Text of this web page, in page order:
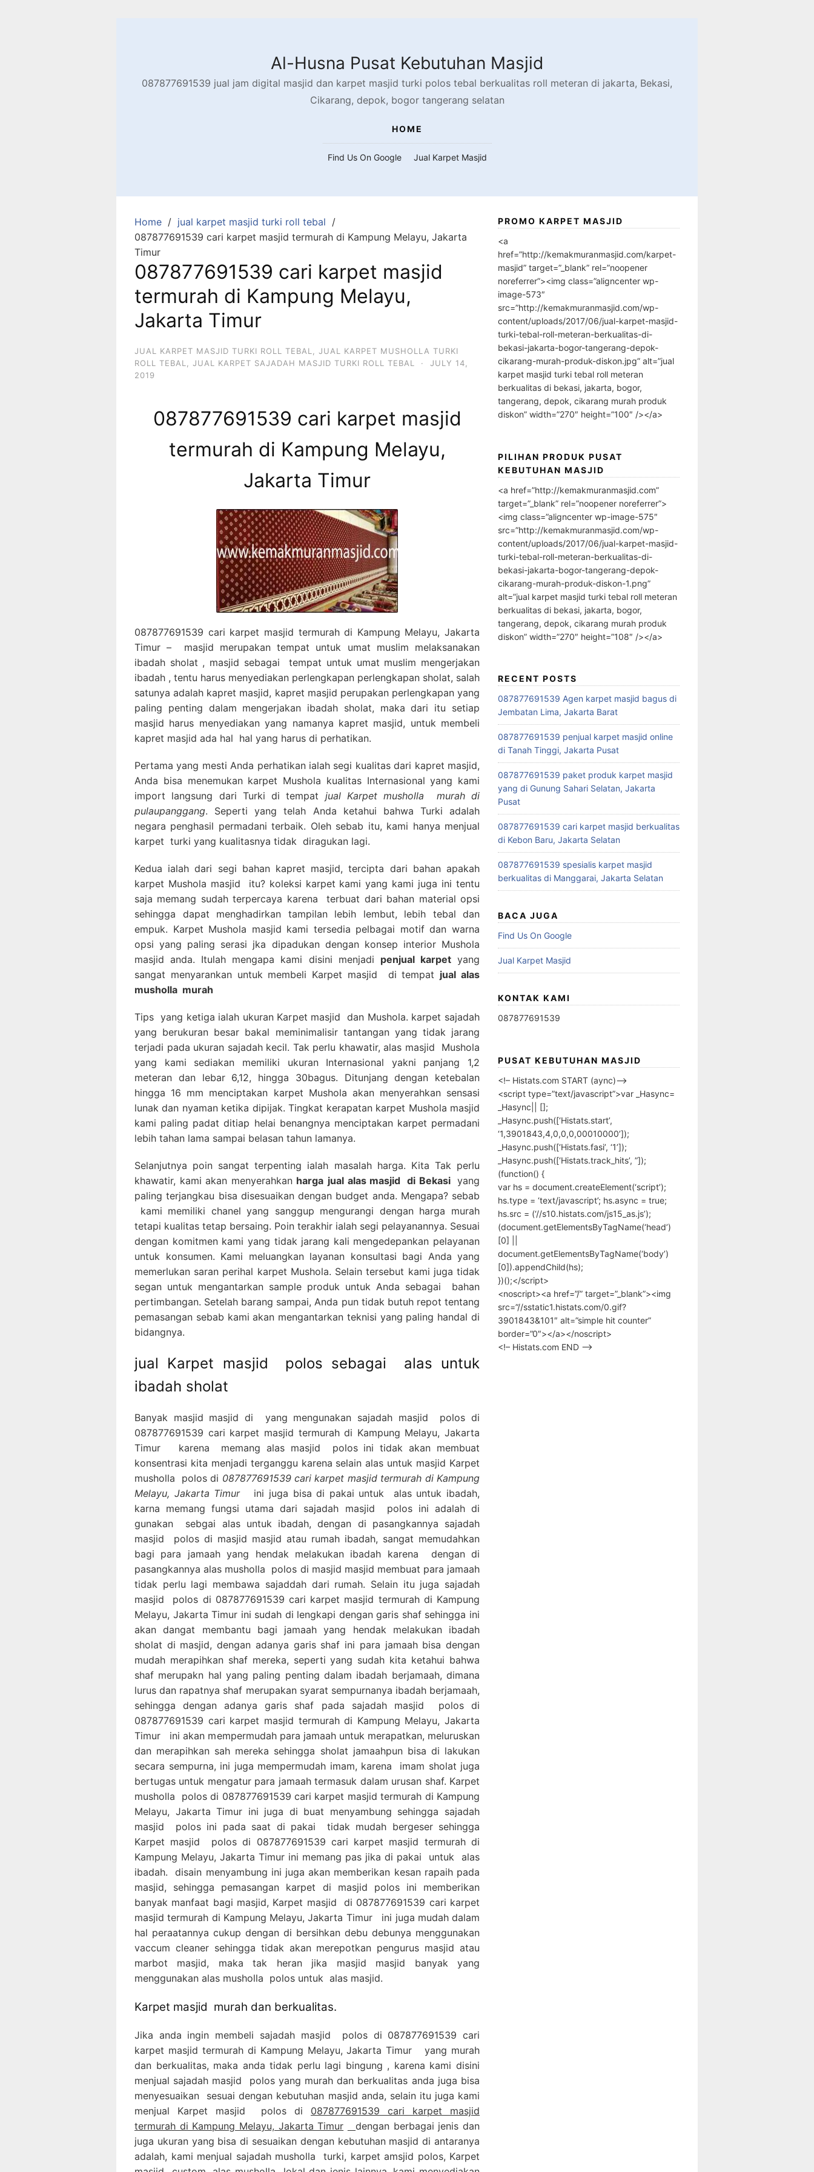
Al-Husna Pusat Kebutuhan Masjid
087877691539 jual jam digital masjid dan karpet masjid turki polos tebal berkualitas roll meteran di jakarta, Bekasi,
Cikarang, depok, bogor tangerang selatan
HOME
Find Us On Google Jual Karpet Masjid
Home
jual karpet masjid turki roll tebal
087877691539 cari karpet masjid termurah di Kampung Melayu, Jakarta
Timur
087877691539 cari karpet masjid
termurah di Kampung Melayu,
Jakarta Timur
JUAL KARPET MASJID TURKI ROLL TEBAL
JUAL KARPET MUSHOLLA TURKI
ROLL TEBAL
JUAL KARPET SAJADAH MASJID TURKI ROLL TEBAL ·
JULY 14,
2019
087877691539 cari karpet masjid
termurah di Kampung Melayu,
Jakarta Timur
087877691539 cari karpet masjid termurah di Kampung Melayu, Jakarta
Timur – masjid merupakan tempat untuk umat muslim melaksanakan
ibadah sholat , masjid sebagai tempat untuk umat muslim mengerjakan
ibadah , tentu harus menyediakan perlengkapan perlengkapan sholat, salah
satunya adalah kapret masjid, kapret masjid perupakan perlengkapan yang
paling penting dalam mengerjakan ibadah sholat, maka dari itu setiap
masjid harus menyediakan yang namanya kapret masjid, untuk membeli
kapret masjid ada hal hal yang harus di perhatikan.
Pertama yang mesti Anda perhatikan ialah segi kualitas dari kapret masjid,
Anda bisa menemukan karpet Mushola kualitas Internasional yang kami
import langsung dari Turki di tempat jual Karpet musholla
murah di
pulaupanggang. Seperti yang telah Anda ketahui bahwa Turki adalah
negara penghasil permadani terbaik. Oleh sebab itu, kami hanya menjual
karpet turki yang kualitasnya tidak diragukan lagi.
Kedua ialah dari segi bahan kapret masjid, tercipta dari bahan apakah
karpet Mushola masjid itu? koleksi karpet kami yang kami juga ini tentu
saja memang sudah terpercaya karena terbuat dari bahan material opsi
sehingga dapat menghadirkan tampilan lebih lembut, lebih tebal dan
empuk. Karpet Mushola masjid kami tersedia pelbagai motif dan warna
opsi yang paling serasi jka dipadukan dengan konsep interior Mushola
masjid anda. Itulah mengapa kami disini menjadi penjual karpetyang
sangat menyarankan untuk membeli Karpet masjid di tempat jual alas
musholla murah
Tips yang ketiga ialah ukuran Karpet masjid dan Mushola. karpet sajadah
yang berukuran besar bakal meminimalisir tantangan yang tidak jarang
terjadi pada ukuran sajadah kecil. Tak perlu khawatir, alas masjid Mushola
yang kami sediakan memiliki ukuran Internasional yakni panjang 1,2
meteran dan lebar 6,12, hingga 30bagus. Ditunjang dengan ketebalan
hingga 16 mm menciptakan karpet Mushola akan menyerahkan sensasi
lunak dan nyaman ketika dipijak. Tingkat kerapatan karpet Mushola masjid
kami paling padat ditiap helai benangnya menciptakan karpet permadani
lebih tahan lama sampai belasan tahun lamanya.
Selanjutnya poin sangat terpenting ialah masalah harga. Kita Tak perlu
khawatir, kami akan menyerahkan harga jual alas masjid di Bekasiyang
paling terjangkau bisa disesuaikan dengan budget anda. Mengapa? sebab
kami memiliki chanel yang sanggup mengurangi dengan harga murah
tetapi kualitas tetap bersaing. Poin terakhir ialah segi pelayanannya. Sesuai
dengan komitmen kami yang tidak jarang kali mengedepankan pelayanan
untuk konsumen. Kami meluangkan layanan konsultasi bagi Anda yang
memerlukan saran perihal karpet Mushola. Selain tersebut kami juga tidak
segan untuk mengantarkan sample produk untuk Anda sebagai bahan
pertimbangan. Setelah barang sampai, Anda pun tidak butuh repot tentang
pemasangan sebab kami akan mengantarkan teknisi yang paling handal di
bidangnya.
jual Karpet masjid polos sebagai alas untuk
ibadah sholat
Banyak masjid masjid di yang mengunakan sajadah masjid polos di
087877691539 cari karpet masjid termurah di Kampung Melayu, Jakarta
Timur karena memang alas masjid polos ini tidak akan membuat
konsentrasi kita menjadi terganggu karena selain alas untuk masjid Karpet
musholla polos di 087877691539 cari karpet masjid termurah di Kampung
Melayu, Jakarta Timur
ini juga bisa di pakai untuk alas untuk ibadah,
karna memang fungsi utama dari sajadah masjid polos ini adalah di
gunakan sebgai alas untuk ibadah, dengan di pasangkannya sajadah
masjid polos di masjid masjid atau rumah ibadah, sangat memudahkan
bagi para jamaah yang hendak melakukan ibadah karena dengan di
pasangkannya alas musholla polos di masjid masjid membuat para jamaah
tidak perlu lagi membawa sajaddah dari rumah. Selain itu juga sajadah
masjid polos di 087877691539 cari karpet masjid termurah di Kampung
Melayu, Jakarta Timur ini sudah di lengkapi dengan garis shaf sehingga ini
akan dangat membantu bagi jamaah yang hendak melakukan ibadah
sholat di masjid, dengan adanya garis shaf ini para jamaah bisa dengan
mudah merapihkan shaf mereka, seperti yang sudah kita ketahui bahwa
shaf merupakn hal yang paling penting dalam ibadah berjamaah, dimana
lurus dan rapatnya shaf merupakan syarat sempurnanya ibadah berjamaah,
sehingga dengan adanya garis shaf pada sajadah masjid polos di
087877691539 cari karpet masjid termurah di Kampung Melayu, Jakarta
Timur ini akan mempermudah para jamaah untuk merapatkan, meluruskan
dan merapihkan sah mereka sehingga sholat jamaahpun bisa di lakukan
secara sempurna, ini juga mempermudah imam, karena imam sholat juga
bertugas untuk mengatur para jamaah termasuk dalam urusan shaf. Karpet
musholla polos di 087877691539 cari karpet masjid termurah di Kampung
Melayu, Jakarta Timur ini juga di buat menyambung sehingga sajadah
masjid polos ini pada saat di pakai tidak mudah bergeser sehingga
Karpet masjid polos di 087877691539 cari karpet masjid termurah di
Kampung Melayu, Jakarta Timur ini memang pas jika di pakai untuk alas
ibadah. disain menyambung ini juga akan memberikan kesan rapaih pada
masjid, sehingga pemasangan karpet di masjid polos ini memberikan
banyak manfaat bagi masjid, Karpet masjid di 087877691539 cari karpet
masjid termurah di Kampung Melayu, Jakarta Timur ini juga mudah dalam
hal peraatannya cukup dengan di bersihkan debu debunya menggunakan
vaccum cleaner sehingga tidak akan merepotkan pengurus masjid atau
marbot masjid, maka tak heran jika masjid masjid banyak yang
menggunakan alas musholla polos untuk alas masjid.
Karpet masjid murah dan berkualitas.
Jika anda ingin membeli sajadah masjid polos di 087877691539 cari
karpet masjid termurah di Kampung Melayu, Jakarta Timur yang murah
dan berkualitas, maka anda tidak perlu lagi bingung , karena kami disini
menjual sajadah masjid polos yang murah dan berkualitas anda juga bisa
menyesuaikan sesuai dengan kebutuhan masjid anda, selain itu juga kami
menjual Karpet masjid polos di 087877691539 cari karpet masjid
termurah di Kampung Melayu, Jakarta Timur
dengan berbagai jenis dan
juga ukuran yang bisa di sesuaikan dengan kebutuhan masjid di antaranya
adalah, kami menjual sajadah musholla turki, karpet amsjid polos, Karpet
PROMO KARPET MASJID
<a
href=”http://kemakmuranmasjid.com/karpet-
masjid” target=”_blank” rel=”noopener
noreferrer”><img class=”aligncenter wp-
image-573″
src=”http://kemakmuranmasjid.com/wp-
content/uploads/2017/06/jual-karpet-masjid-
turki-tebal-roll-meteran-berkualitas-di-
bekasi-jakarta-bogor-tangerang-depok-
cikarang-murah-produk-diskon.jpg” alt=”jual
karpet masjid turki tebal roll meteran
berkualitas di bekasi, jakarta, bogor,
tangerang, depok, cikarang murah produk
diskon” width=”270″ height=”100″ /></a>
PILIHAN PRODUK PUSAT
KEBUTUHAN MASJID
<a href=”http://kemakmuranmasjid.com”
target=”_blank” rel=”noopener noreferrer”>
<img class=”aligncenter wp-image-575″
src=”http://kemakmuranmasjid.com/wp-
content/uploads/2017/06/jual-karpet-masjid-
turki-tebal-roll-meteran-berkualitas-di-
bekasi-jakarta-bogor-tangerang-depok-
cikarang-murah-produk-diskon-1.png”
alt=”jual karpet masjid turki tebal roll meteran
berkualitas di bekasi, jakarta, bogor,
tangerang, depok, cikarang murah produk
diskon” width=”270″ height=”108″ /></a>
RECENT POSTS
087877691539 Agen karpet masjid bagus di
Jembatan Lima, Jakarta Barat
087877691539 penjual karpet masjid online
di Tanah Tinggi, Jakarta Pusat
087877691539 paket produk karpet masjid
yang di Gunung Sahari Selatan, Jakarta
Pusat
087877691539 cari karpet masjid berkualitas
di Kebon Baru, Jakarta Selatan
087877691539 spesialis karpet masjid
berkualitas di Manggarai, Jakarta Selatan
BACA JUGA
Find Us On Google
Jual Karpet Masjid
KONTAK KAMI
087877691539
PUSAT KEBUTUHAN MASJID
<!– Histats.com START (aync)–>
<script type=”text/javascript”>var _Hasync=
_Hasync|| [];
_Hasync.push([‘Histats.start’,
‘1,3901843,4,0,0,0,00010000’]);
_Hasync.push([‘Histats.fasi’, ‘1’]);
_Hasync.push([‘Histats.track_hits’, ”]);
(function() {
var hs = document.createElement(‘script’);
hs.type = ‘text/javascript’; hs.async = true;
hs.src = (‘//s10.histats.com/js15_as.js’);
(document.getElementsByTagName(‘head’)
[0] ||
document.getElementsByTagName(‘body’)
[0]).appendChild(hs);
})();</script>
<noscript><a href=”/” target=”_blank”><img
src=”//sstatic1.histats.com/0.gif?
3901843&101″ alt=”simple hit counter”
border=”0″></a></noscript>
<!– Histats.com END –>